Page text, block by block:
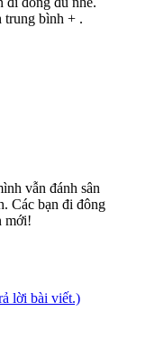
trung bình + .
vẫn đánh sân
Các bạn đi đông
mới!
lời bài viết.)